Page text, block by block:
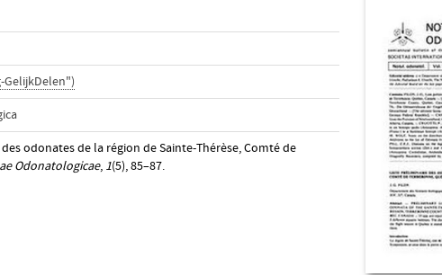
GelijkDelen")
odonates de la région de Sainte-Thérèse, Comté de
Odonatologicae, 1(5), 85–87.